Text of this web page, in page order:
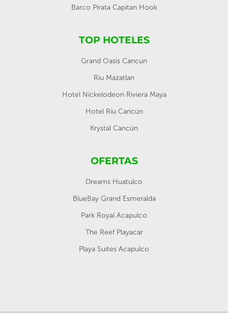
Barco Pirata Capitan Hook
TOP HOTELES
Grand Oasis Cancun
Riu Mazatlan
Hotel Nickelodeon Riviera Maya
Hotel Riu Cancún
Krystal Cancún
OFERTAS
Dreams Huatulco
BlueBay Grand Esmeralda
Park Royal Acapulco
The Reef Playacar
Playa Suites Acapulco